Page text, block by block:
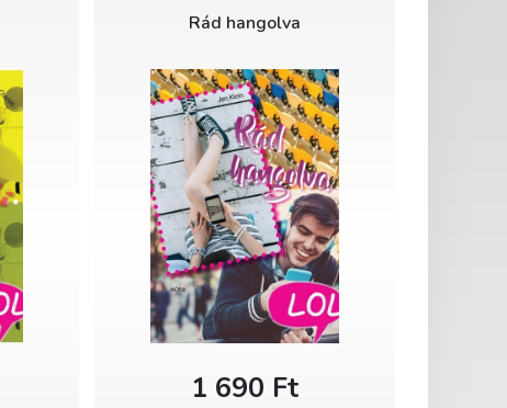
Rád hangolva
1 690 Ft